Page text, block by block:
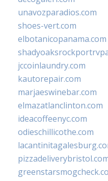
unavozparadios.com
shoes-vert.com
elbotanicopanama.com
jccoinlaundry.com
kautorepair.com
marjaeswinebar.com
elmazatlanclinton.com
ideacoffeenyc.com
odieschillicothe.com